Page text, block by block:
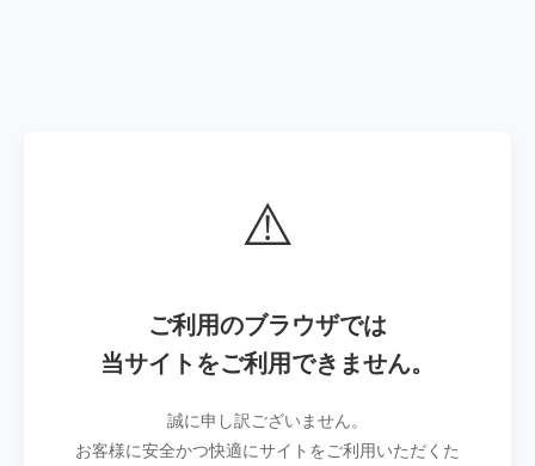
⚠️
ご利用のブラウザでは
当サイトをご利用できません。
誠に申し訳ございません。
お客様に安全かつ快適にサイトをご利用いただくた